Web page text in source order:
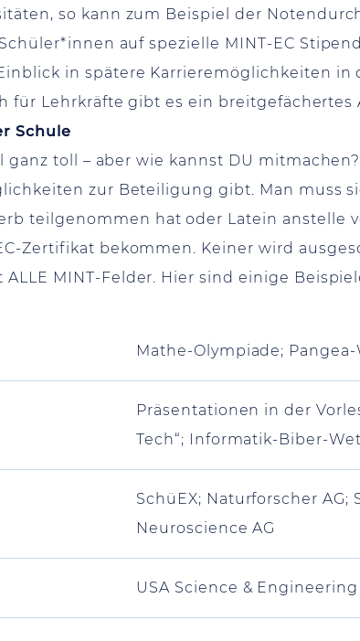
so kann zum Beispiel der
auf spezielle MINT-EC
in spätere Karrieremöglichkeiten
für Lehrkräfte gibt es ein
Schule
ganz toll – aber wie kannst DU
zur Beteiligung gibt. Man muss
teilgenommen hat oder Latein anstelle
Zertifikat bekommen. Keiner wird
ALLE MINT-Felder. Hier sind einige
Mathe-Olympiade;
Präsentationen in der
Tech“; Informatik-Biber-
SchüEX; Naturforscher
Neuroscience AG
USA Science &